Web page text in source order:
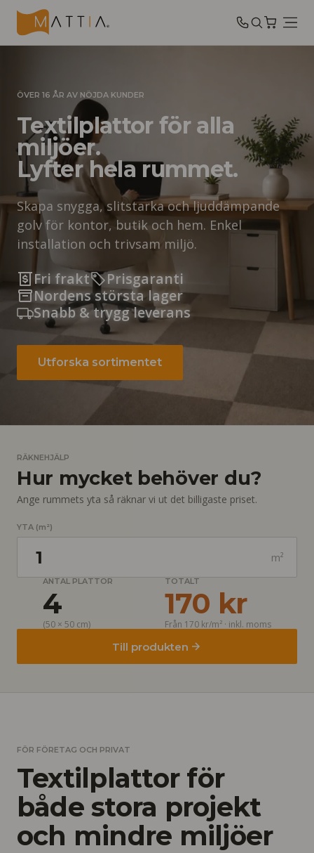
ÖVER 16 ÅR AV NÖJDA KUNDER
Textilplattor för alla
miljöer.
Lyfter hela rummet.
Skapa snygga, slitstarka och ljuddämpande
golv för kontor, butik och hem. Enkel
installation och trivsam miljö.
Fri frakt
Prisgaranti
Nordens största lager
Snabb & trygg leverans
Utforska sortimentet
RÄKNEHJÄLP
Hur mycket behöver du?
Ange rummets yta så räknar vi ut det billigaste priset.
YTA (m²)
Yta i kvadratmeter m²
ANTAL PLATTOR
4
(50 × 50 cm)
TOTALT
170 kr
Från 170 kr/m² · inkl. moms
Till produkten
FÖR FÖRETAG OCH PRIVAT
Textilplattor för
både stora projekt
och mindre miljöer